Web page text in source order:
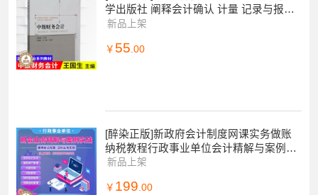
学出版社 阐释会计确认 计量 记录与报告
基本理论 系统讲解企业持续经营条件下会
新品上架
￥ 55 .00
[醉染正版]新政府会计制度网课实务做账
纳税教程行政事业单位会计精解与案例实
战实操教程预算管理报表编制会计实务新
新品上架
￥ 199.00